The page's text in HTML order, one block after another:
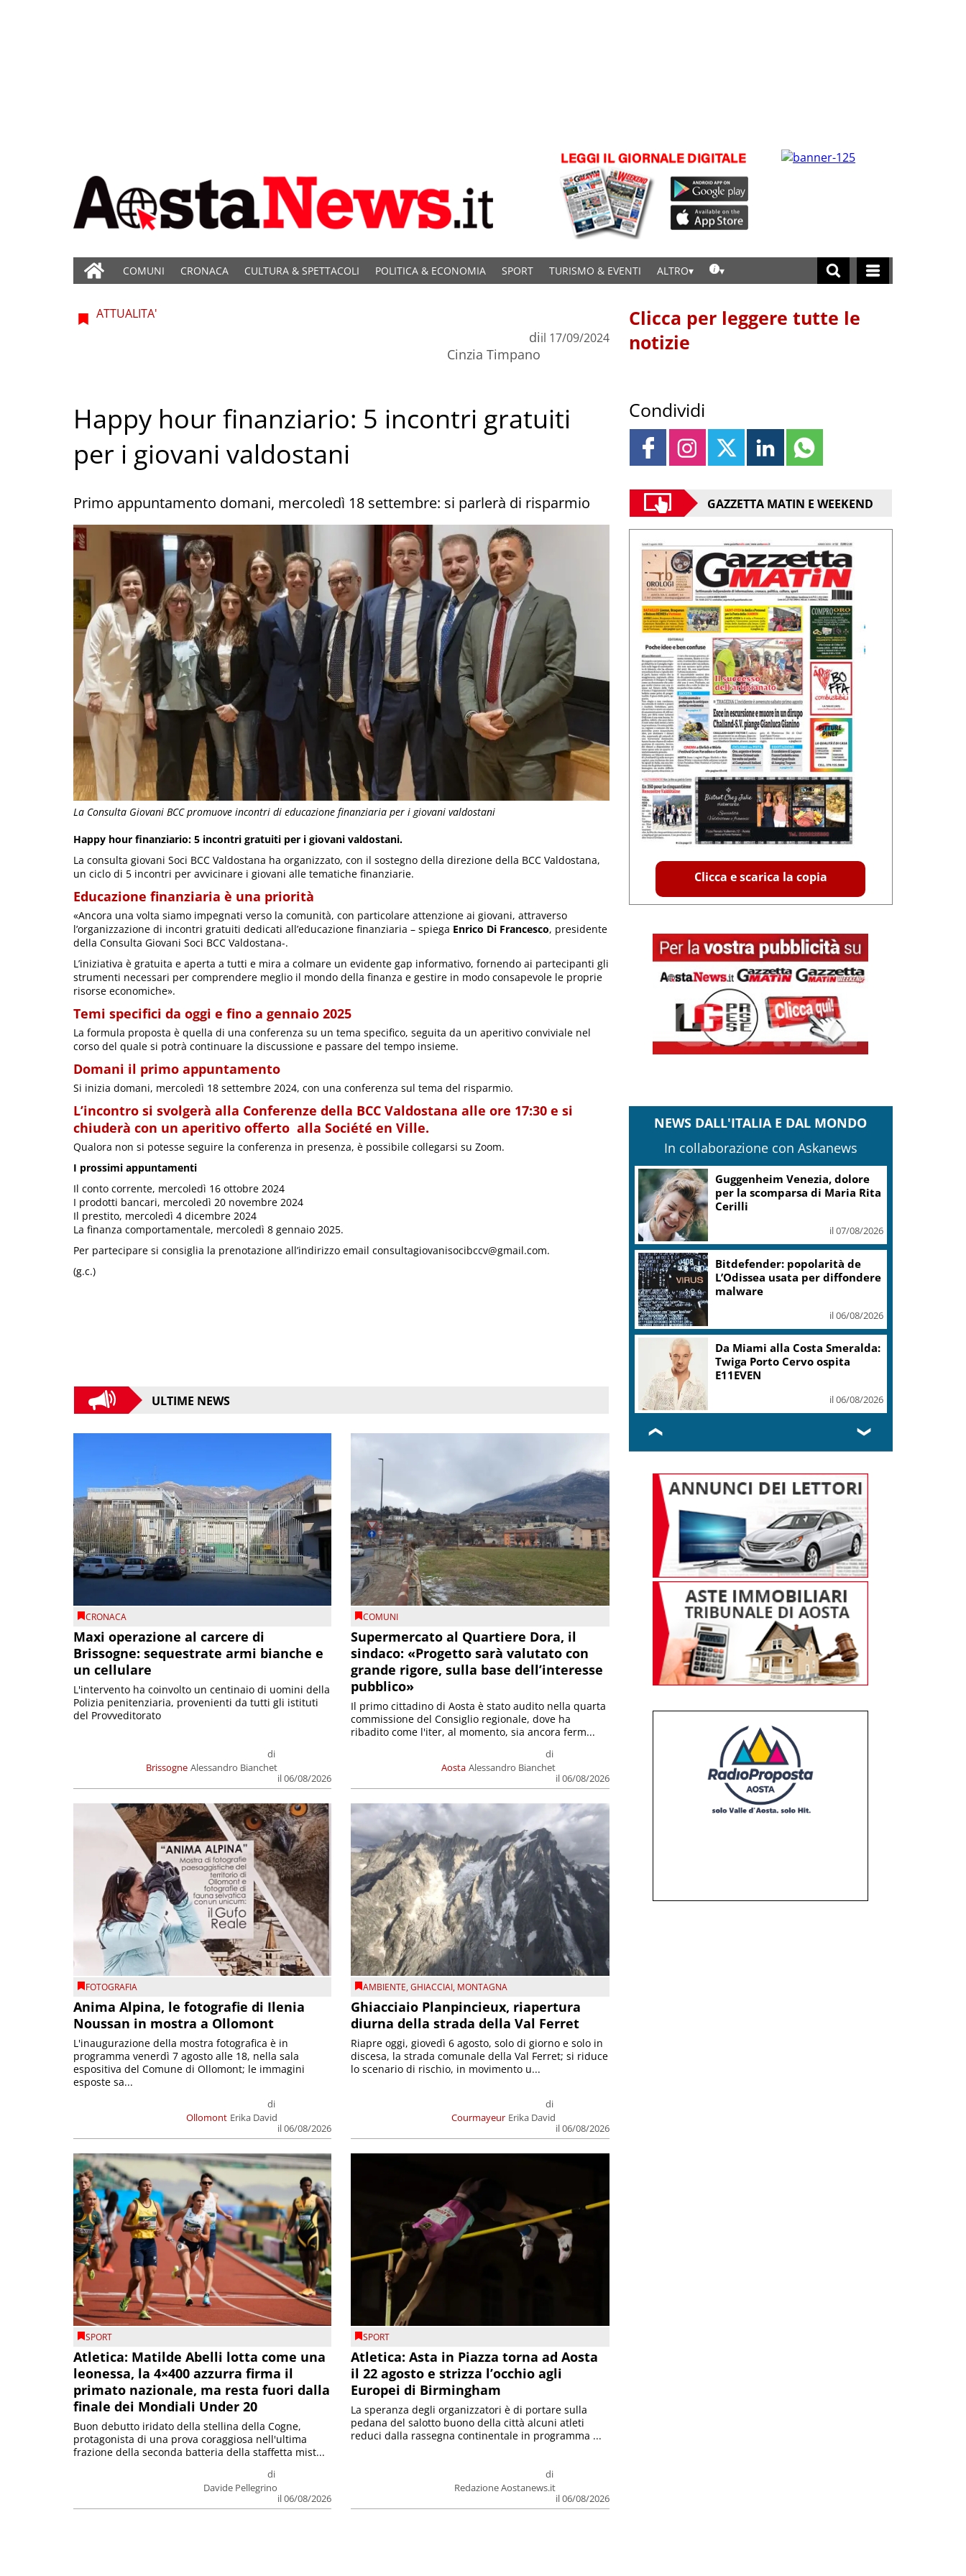
COMUNI CRONACA CULTURA & SPETTACOLI POLITICA & ECONOMIA SPORT TURISMO & EVENTI ALTRO
La Consulta Giovani BCC promuove incontri di educazione finanziaria per i giovani valdostani
ATTUALITA'
di
Cinzia Timpano
il 17/09/2024
Happy hour finanziario: 5 incontri gratuiti
per i giovani valdostani
Primo appuntamento domani, mercoledì 18 settembre: si parlerà di risparmio
Happy hour finanziario: 5 incontri gratuiti per i giovani valdostani.
La consulta giovani Soci BCC Valdostana ha organizzato, con il sostegno della direzione della BCC Valdostana,
un ciclo di 5 incontri per avvicinare i giovani alle tematiche finanziarie.
Educazione finanziaria è una priorità
«Ancora una volta siamo impegnati verso la comunità, con particolare attenzione ai giovani, attraverso
l’organizzazione di incontri gratuiti dedicati all’educazione finanziaria – spiega Enrico Di Francesco, presidente
della Consulta Giovani Soci BCC Valdostana-.
L’iniziativa è gratuita e aperta a tutti e mira a colmare un evidente gap informativo, fornendo ai partecipanti gli
strumenti necessari per comprendere meglio il mondo della finanza e gestire in modo consapevole le proprie
risorse economiche».
Temi specifici da oggi e fino a gennaio 2025
La formula proposta è quella di una conferenza su un tema specifico, seguita da un aperitivo conviviale nel
corso del quale si potrà continuare la discussione e passare del tempo insieme.
Domani il primo appuntamento
Si inizia domani, mercoledì 18 settembre 2024, con una conferenza sul tema del risparmio.
L’incontro si svolgerà alla Conferenze della BCC Valdostana alle ore 17:30 e si
chiuderà con un aperitivo offerto alla Société en Ville.
Qualora non si potesse seguire la conferenza in presenza, è possibile collegarsi su Zoom.
I prossimi appuntamenti
Il conto corrente, mercoledì 16 ottobre 2024
I prodotti bancari, mercoledì 20 novembre 2024
Il prestito, mercoledì 4 dicembre 2024
La finanza comportamentale, mercoledì 8 gennaio 2025.
Per partecipare si consiglia la prenotazione all’indirizzo email consultagiovanisocibccv@gmail.com.
(g.c.)
ULTIME NEWS
CRONACA
Maxi operazione al carcere di
Brissogne: sequestrate armi bianche e
un cellulare
Brissogne
di
Alessandro Bianchet
il 06/08/2026
L'intervento ha coinvolto un centinaio di uomini della
Polizia penitenziaria, provenienti da tutti gli istituti
del Provveditorato
COMUNI
Supermercato al Quartiere Dora, il
sindaco: «Progetto sarà valutato con
grande rigore, sulla base dell’interesse
pubblico»
Aosta
di
Alessandro Bianchet
il 06/08/2026
Il primo cittadino di Aosta è stato audito nella quarta
commissione del Consiglio regionale, dove ha
ribadito come l'iter, al momento, sia ancora ferm...
FOTOGRAFIA
Anima Alpina, le fotografie di Ilenia
Noussan in mostra a Ollomont
Ollomont
di
Erika David
il 06/08/2026
L'inaugurazione della mostra fotografica è in
programma venerdì 7 agosto alle 18, nella sala
espositiva del Comune di Ollomont; le immagini
esposte sa...
AMBIENTE,GHIACCIAI, MONTAGNA
Ghiacciaio Planpincieux, riapertura
diurna della strada della Val Ferret
Courmayeur
di
Erika David
il 06/08/2026
Riapre oggi, giovedì 6 agosto, solo di giorno e solo in
discesa, la strada comunale della Val Ferret; si riduce
lo scenario di rischio, in movimento u...
SPORT
Atletica: Matilde Abelli lotta come una
leonessa, la 4×400 azzurra firma il
primato nazionale, ma resta fuori dalla
finale dei Mondiali Under 20
di
Davide Pellegrino
il 06/08/2026
Buon debutto iridato della stellina della Cogne,
protagonista di una prova coraggiosa nell'ultima
frazione della seconda batteria della staffetta mist...
SPORT
Atletica: Asta in Piazza torna ad Aosta
il 22 agosto e strizza l’occhio agli
Europei di Birmingham
di
Redazione Aostanews.it
il 06/08/2026
La speranza degli organizzatori è di portare sulla
pedana del salotto buono della città alcuni atleti
reduci dalla rassegna continentale in programma ...
Clicca per leggere tutte le
notizie
Condividi
GAZZETTA MATIN E WEEKEND
Clicca e scarica la copia
NEWS DALL'ITALIA E DAL MONDO
In collaborazione con Askanews
Covid, ‘Conte-day’ in
commissione: “non sono un
eroe ma un uomo corretto,
il 06/08/2026
Guccini, Meloni: l’ho amato e
mi ha formato, continuerò a
il 06/08/2026
Sogin: in 2025 utile balza oltre
2,5 mln, decommissioning al
il 06/08/2026